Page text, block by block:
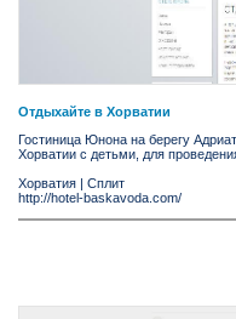
Отдыхайте в Хорватии
Гостиница Юнона на берегу
Хорватии с детьми, для
Хорватия | Сплит
http://hotel-baskavoda.com/